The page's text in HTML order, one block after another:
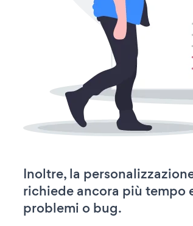
Inoltre, la
richiede ancora più tempo
problemi o bug.